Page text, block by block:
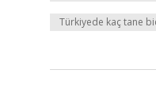
Türkiyede kaç tane